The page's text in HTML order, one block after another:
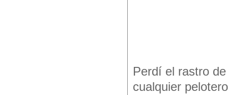
Perdí el rastro
cualquier